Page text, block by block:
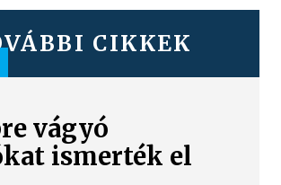
CIKKEK
vágyó
ismerték el